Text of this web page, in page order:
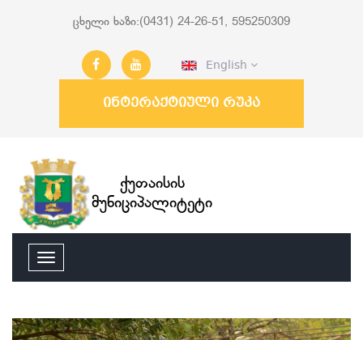
ცხელი ხაზი:(0431) 24-26-51, 595250309
English
ინტერაქტიული რუკა
ქუთაისის
მუნიციპალიტეტი